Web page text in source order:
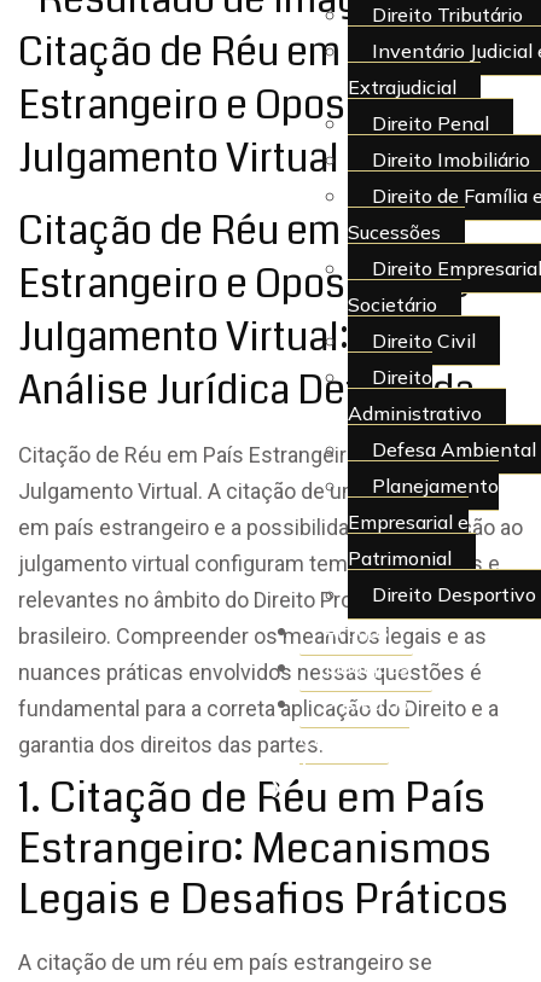
Direito Tributário
Inventário Judicial
Extrajudicial
Direito Penal
Direito Imobiliário
Direito de Família
Sucessões
Direito
Societário
Direito Civil
Direito
Administrativo
Defesa Ambiental
Planejamento
Empresarial e
Patrimonial
Direito Desportivo
Artigos
Juridiquês
> Área do
Cliente
X
Citação de Réu em País
Estrangeiro e Oposição ao
Julgamento Virtual: Uma
Análise Jurídica Detalhada
Citação de Réu em País Estrangeiro e Oposição ao
Julgamento Virtual. A citação de um réu residente
em país estrangeiro e a possibilidade de oposição ao
julgamento virtual configuram temas complexos e
relevantes no âmbito do Direito Processual Civil
brasileiro. Compreender os meandros legais e as
nuances práticas envolvidos nessas questões é
fundamental para a correta aplicação do Direito e a
garantia dos direitos das partes.
1. Citação de Réu em País
Estrangeiro: Mecanismos
Legais e Desafios Práticos
A citação de um réu em país estrangeiro se